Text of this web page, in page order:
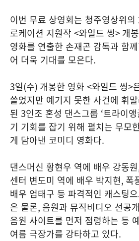
이번 무료 상영회는 청주영상위의
로케이션 지원작 <와일드 씽>개
영화를 연출한 손재곤 감독과 함
어 더욱 기대를 모은다.
3일(수) 개봉한 영화 <와일드 씽>
쓸었지만 예기지 못한 사건에 휘
된 3인조 혼성 댄스그룹 ‘트라이
기 기회를 잡기 위해 펼치는 무모
게 담아낸 코미디 영화다.
댄스머신 황현우 역에 배우 강동원
센터 변도미 역에 배우 박지현, 폭
배우 엄태구 등 파격적인 캐스팅
은 물론, 음원과 뮤직비디오 선공
음원 사이트를 먼저 점령하는 등
여름 극장가를 강타하고 있다.